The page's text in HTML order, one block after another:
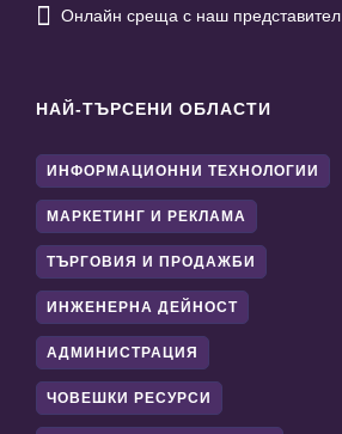
 Онлайн среща с наш представител
НАЙ-ТЪРСЕНИ ОБЛАСТИ
ИНФОРМАЦИОННИ ТЕХНОЛОГИИ
МАРКЕТИНГ И РЕКЛАМА
ТЪРГОВИЯ И ПРОДАЖБИ
ИНЖЕНЕРНА ДЕЙНОСТ
АДМИНИСТРАЦИЯ
ЧОВЕШКИ РЕСУРСИ